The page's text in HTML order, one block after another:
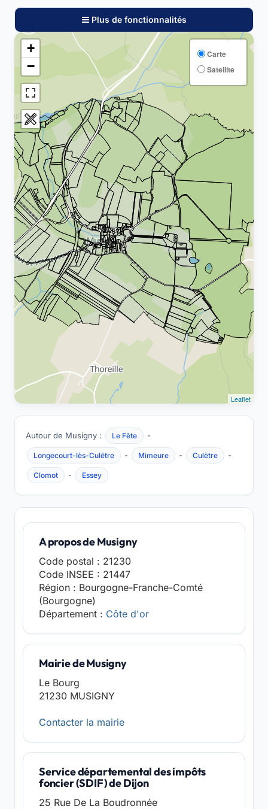
Plus de fonctionnalités
+
−
Carte
Satellite
Leaflet
Autour de Musigny : Le Fête -
Longecourt-lès-Culêtre - Mimeure - Culètre -
Clomot - Essey
A propos de Musigny
Code postal : 21230
Code INSEE : 21447
Région : Bourgogne-Franche-Comté
(Bourgogne)
Département : Côte d'or
Mairie de Musigny
Le Bourg
21230 MUSIGNY
Contacter la mairie
Service départemental des impôts
foncier (SDIF) de Dijon
25 Rue De La Boudronnée